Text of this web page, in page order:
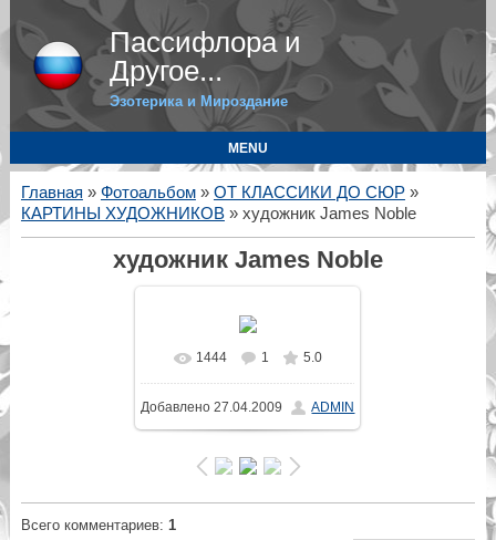
Пассифлора и
Другое...
Эзотерика и Мироздание
MENU
Главная » Фотоальбом» ОТ КЛАССИКИ ДО СЮР»
КАРТИНЫ ХУДОЖНИКОВ» художник James Noble
художник James Noble
В реальном размере
485x640/ 38.8Kb
1444 1 5.0
Добавлено 27.04.2009 ADMIN
Всего комментариев: 1